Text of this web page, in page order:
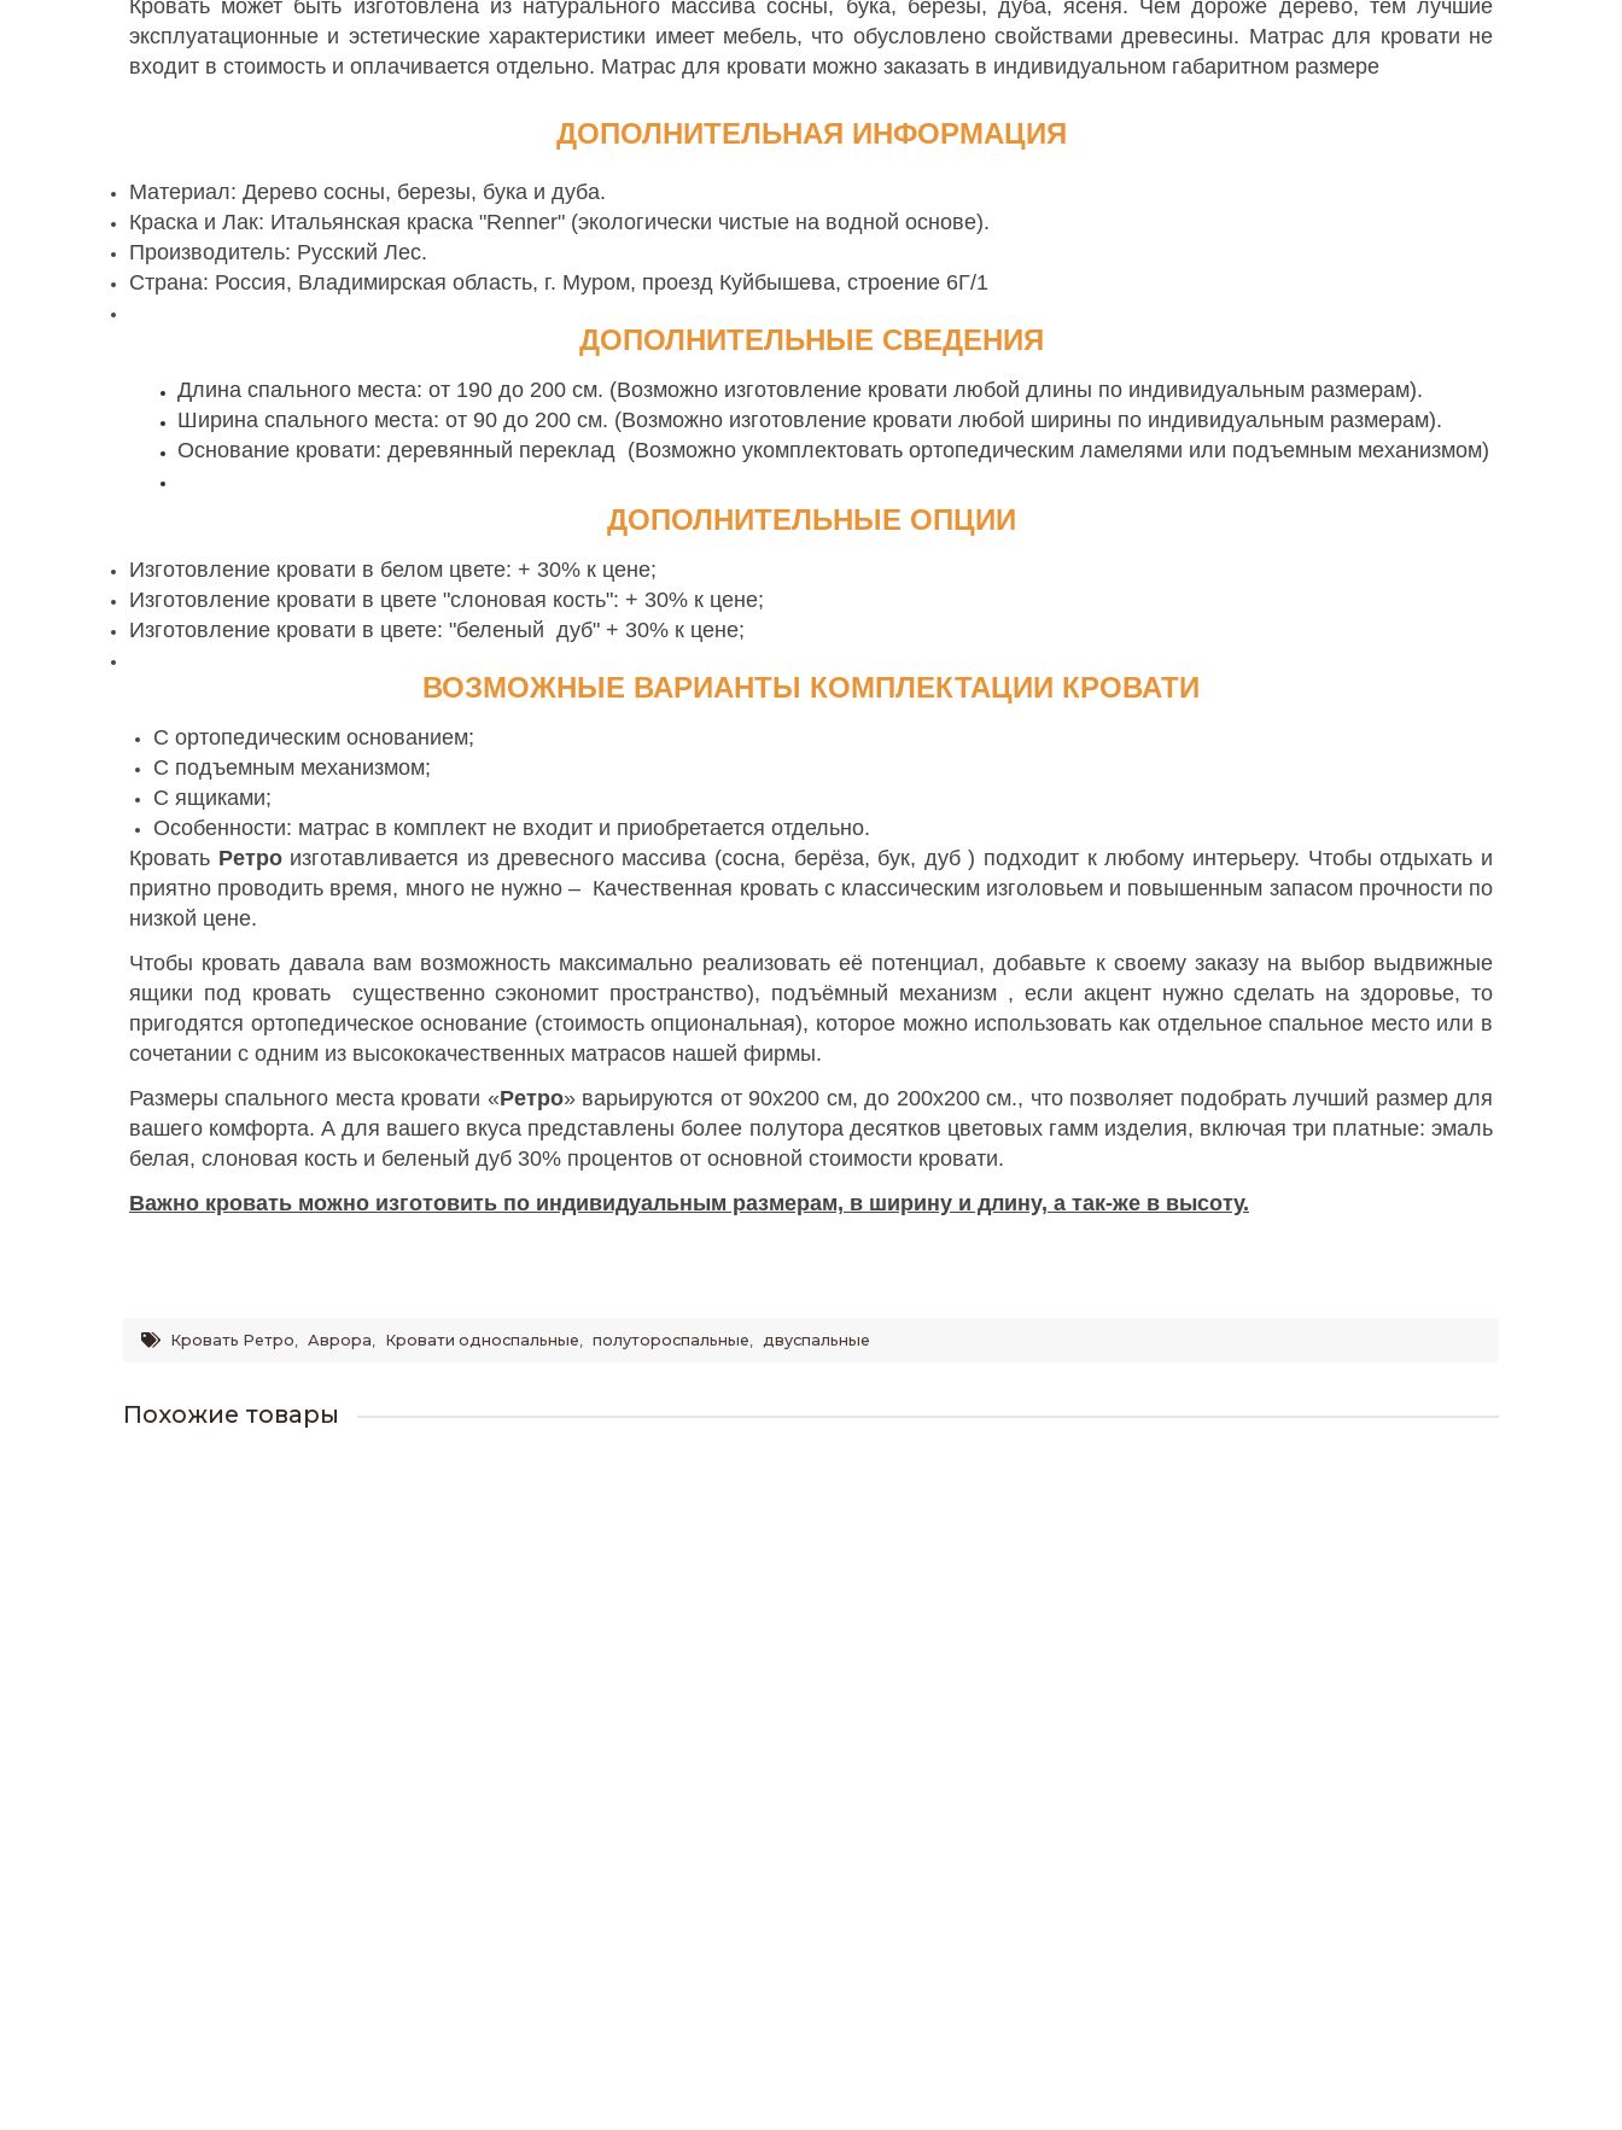
Кровать может быть изготовлена из натурального массива сосны, бука, березы, дуба, ясеня. Чем дороже дерево, тем лучшие
эксплуатационные и эстетические характеристики имеет мебель, что обусловлено свойствами древесины. Матрас для кровати не
входит в стоимость и оплачивается отдельно. Матрас для кровати можно заказать в индивидуальном габаритном размере
ДОПОЛНИТЕЛЬНАЯ ИНФОРМАЦИЯ
Материал: Дерево сосны, березы, бука и дуба.
Краска и Лак: Итальянская краска "Renner" (экологически чистые на водной основе).
Производитель: Русский Лес.
Страна: Россия, Владимирская область, г. Муром, проезд Куйбышева, строение 6Г/1
ДОПОЛНИТЕЛЬНЫЕ СВЕДЕНИЯ
Длина спального места: от 190 до 200 см. (Возможно изготовление кровати любой длины по индивидуальным размерам).
Ширина спального места: от 90 до 200 см. (Возможно изготовление кровати любой ширины по индивидуальным размерам).
Основание кровати: деревянный переклад (Возможно укомплектовать ортопедическим ламелями или подъемным механизмом)
ДОПОЛНИТЕЛЬНЫЕ ОПЦИИ
Изготовление кровати в белом цвете: + 30% к цене;
Изготовление кровати в цвете "слоновая кость": + 30% к цене;
Изготовление кровати в цвете: "беленый дуб" + 30% к цене;
ВОЗМОЖНЫЕ ВАРИАНТЫ КОМПЛЕКТАЦИИ КРОВАТИ
С ортопедическим основанием;
C подъемным механизмом;
C ящиками;
Особенности: матрас в комплект не входит и приобретается отдельно.
Кровать Ретроизготавливается из древесного массива (сосна, берёза, бук, дуб ) подходит к любому интерьеру. Чтобы отдыхать и
приятно проводить время, много не нужно– Качественная кровать с классическим изголовьем и повышенным запасом прочности по
низкой цене.
Чтобы кровать давала вам возможность максимально реализовать её потенциал, добавьте к своему заказу на выбор выдвижные
ящики под кровать существенно сэкономит пространство), подъёмный механизм , если акцент нужно сделать на здоровье, то
пригодятся ортопедическое основание (стоимость опциональная), которое можно использовать как отдельное спальное место или в
сочетании с одним из высококачественных матрасов нашей фирмы.
Размеры спального места кровати «Ретро» варьируются от 90х200 см, до 200х200 см., что позволяет подобрать лучший размер для
вашего комфорта. А для вашего вкуса представлены более полутора десятков цветовых гамм изделия, включая три платные: эмаль
белая, слоновая кость и беленый дуб 30% процентов от основной стоимости кровати.
Важно кровать можно изготовить по индивидуальным размерам, в ширину и длину, а так-же в высоту.
Кровать Ретро, Аврора, Кровати односпальные, полутороспальные, двуспальные
Похожие товары